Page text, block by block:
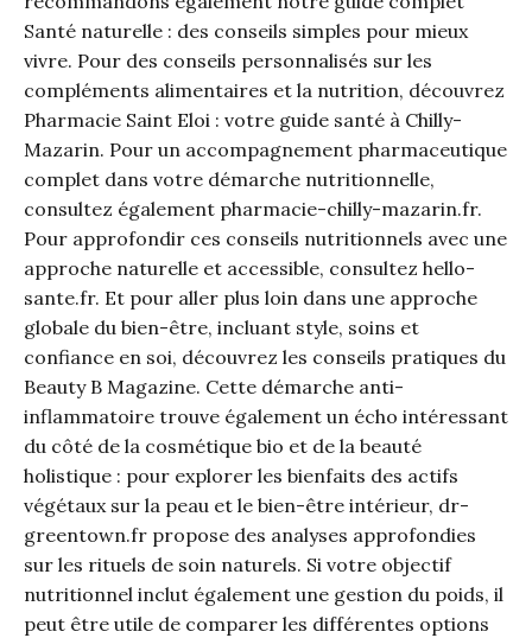
Santé naturelle : des conseils simples pour mieux
vivre. Pour des conseils personnalisés sur les
compléments alimentaires et la nutrition, découvrez
Pharmacie Saint Eloi : votre guide santé à Chilly-
Mazarin. Pour un accompagnement pharmaceutique
complet dans votre démarche nutritionnelle,
consultez également pharmacie-chilly-mazarin.fr.
Pour approfondir ces conseils nutritionnels avec une
approche naturelle et accessible, consultez hello-
sante.fr. Et pour aller plus loin dans une approche
globale du bien-être, incluant style, soins et
confiance en soi, découvrez les conseils pratiques du
Beauty B Magazine. Cette démarche anti-
inflammatoire trouve également un écho intéressant
du côté de la cosmétique bio et de la beauté
holistique : pour explorer les bienfaits des actifs
végétaux sur la peau et le bien-être intérieur, dr-
greentown.fr propose des analyses approfondies
sur les rituels de soin naturels. Si votre objectif
nutritionnel inclut également une gestion du poids, il
peut être utile de comparer les différentes options